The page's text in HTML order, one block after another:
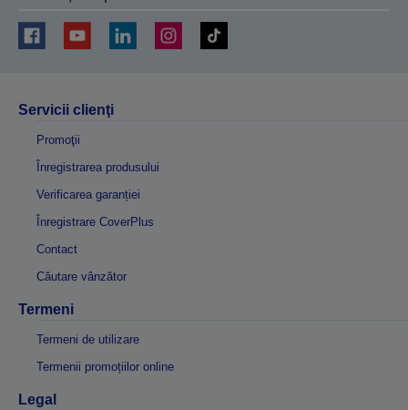
Servicii clienţi
Promoţii
Înregistrarea produsului
Verificarea garanției
Înregistrare CoverPlus
Contact
Căutare vânzător
Termeni
Termeni de utilizare
Termenii promoțiilor online
Legal